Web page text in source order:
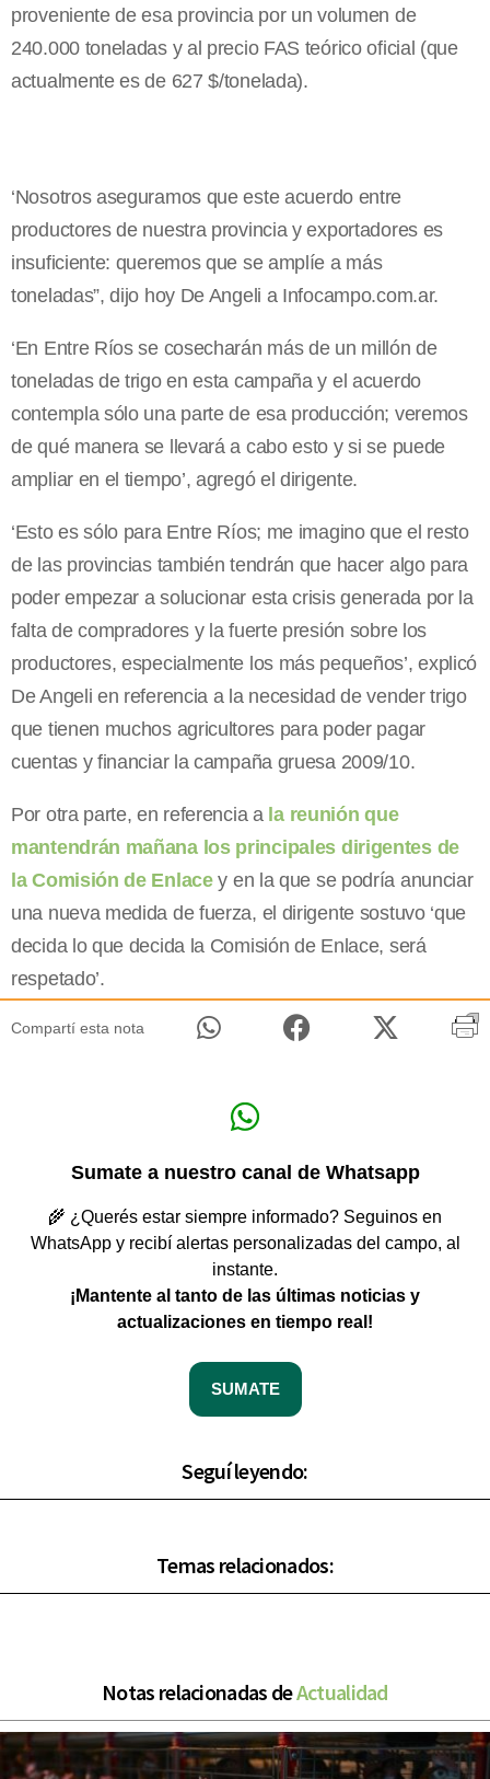
proveniente de esa provincia por un volumen de
240.000 toneladas y al precio FAS teórico oficial (que
actualmente es de 627 $/tonelada).
‘Nosotros aseguramos que este acuerdo entre
productores de nuestra provincia y exportadores es
insuficiente: queremos que se amplíe a más
toneladas”, dijo hoy De Angeli a Infocampo.com.ar.
‘En Entre Ríos se cosecharán más de un millón de
toneladas de trigo en esta campaña y el acuerdo
contempla sólo una parte de esa producción; veremos
de qué manera se llevará a cabo esto y si se puede
ampliar en el tiempo’, agregó el dirigente.
‘Esto es sólo para Entre Ríos; me imagino que el resto
de las provincias también tendrán que hacer algo para
poder empezar a solucionar esta crisis generada por la
falta de compradores y la fuerte presión sobre los
productores, especialmente los más pequeños’, explicó
De Angeli en referencia a la necesidad de vender trigo
que tienen muchos agricultores para poder pagar
cuentas y financiar la campaña gruesa 2009/10.
Por otra parte, en referencia a la reunión que
mantendrán mañana los principales dirigentes de
la Comisión de Enlacey en la que se podría anunciar
una nueva medida de fuerza, el dirigente sostuvo ‘que
decida lo que decida la Comisión de Enlace, será
respetado’.
Compartí esta nota
Sumate a nuestro canal de Whatsapp
🌾 ¿Querés estar siempre informado? Seguinos en
WhatsApp y recibí alertas personalizadas del campo, al
instante.
¡Mantente al tanto de las últimas noticias y
actualizaciones en tiempo real!
SUMATE
Seguí leyendo:
Temas relacionados:
Notas relacionadas deActualidad